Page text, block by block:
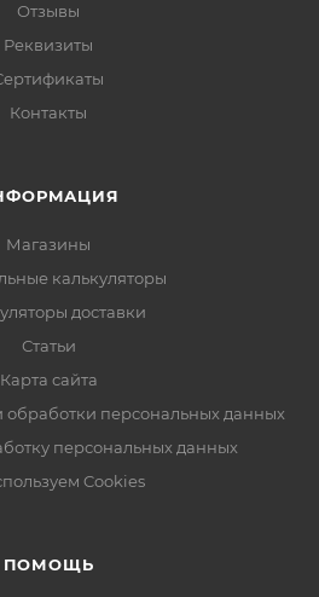
Отзывы
Реквизиты
Контакты
Магазины
калькуляторы
доставки
Статьи
Карта сайта
персональных данных
персональных данных
Cookies
ПОМОЩЬ